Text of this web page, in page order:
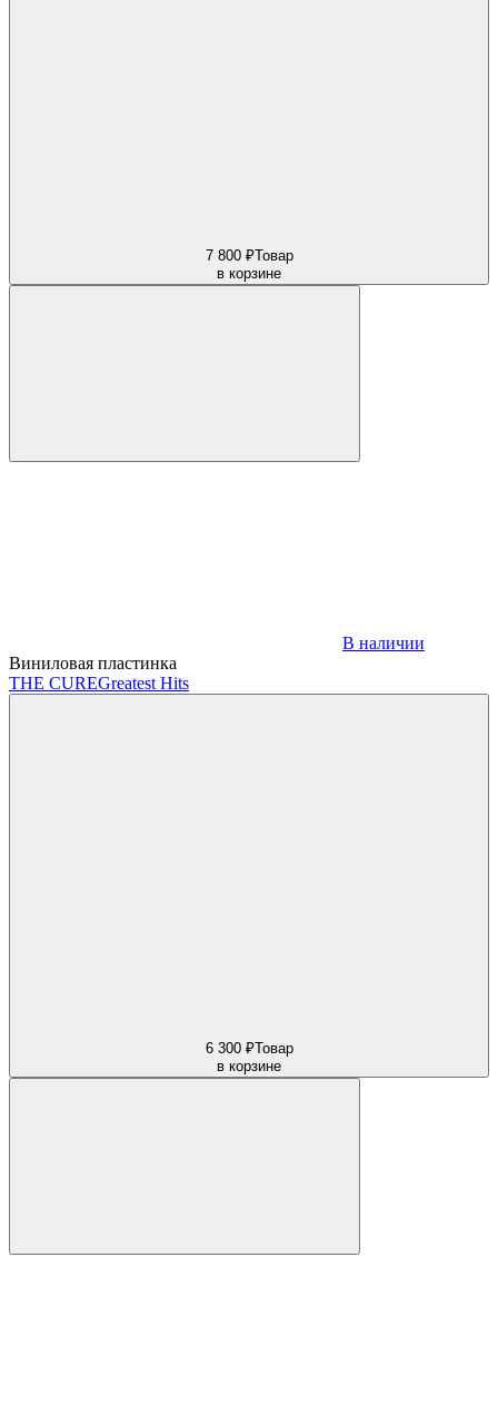
7 800 ₽Товар
в корзине
В наличии
Виниловая пластинка
THE CUREGreatest Hits
6 300 ₽Товар
в корзине